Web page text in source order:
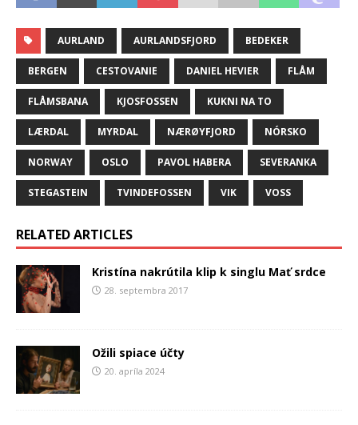
AURLAND AURLANDSFJORD BEDEKER
BERGEN CESTOVANIE DANIEL HEVIER FLÅM
FLÅMSBANA KJOSFOSSEN KUKNI NA TO
LÆRDAL MYRDAL NÆRØYFJORD NÓRSKO
NORWAY OSLO PAVOL HABERA SEVERANKA
STEGASTEIN TVINDEFOSSEN VIK VOSS
RELATED ARTICLES
Kristína nakrútila klip k singlu Mať srdce
28. septembra 2017
Ožili spiace účty
20. apríla 2024